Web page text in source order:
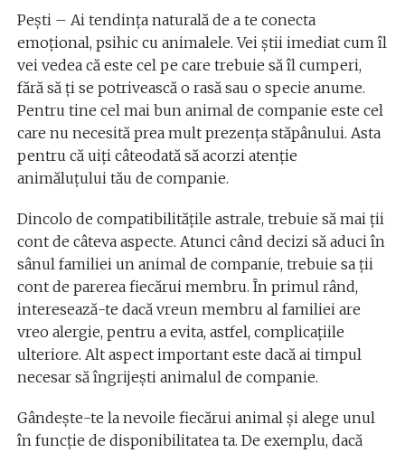
Peşti – Ai tendinţa naturală de a te conecta
emoţional, psihic cu animalele. Vei ştii imediat cum îl
vei vedea că este cel pe care trebuie să îl cumperi,
fără să ţi se potrivească o rasă sau o specie anume.
Pentru tine cel mai bun animal de companie este cel
care nu necesită prea mult prezenţa stăpânului. Asta
pentru că uiţi câteodată să acorzi atenţie
animăluţului tău de companie.
Dincolo de compatibilitățile astrale, trebuie să mai ții
cont de câteva aspecte. Atunci când decizi să aduci în
sânul familiei un animal de companie, trebuie sa ții
cont de parerea fiecărui membru. În primul rând,
interesează-te dacă vreun membru al familiei are
vreo alergie, pentru a evita, astfel, complicațiile
ulteriore. Alt aspect important este dacă ai timpul
necesar să îngrijești animalul de companie.
Gândește-te la nevoile fiecărui animal şi alege unul
în funcție de disponibilitatea ta. De exemplu, dacă